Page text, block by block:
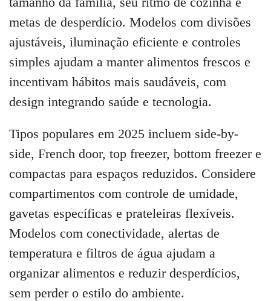
metas de desperdício. Modelos com divisões
ajustáveis, iluminação eficiente e controles
simples ajudam a manter alimentos frescos e
incentivam hábitos mais saudáveis, com
design integrando saúde e tecnologia.
Tipos populares em 2025 incluem side-by-
side, French door, top freezer, bottom freezer e
compactas para espaços reduzidos. Considere
compartimentos com controle de umidade,
gavetas específicas e prateleiras flexíveis.
Modelos com conectividade, alertas de
temperatura e filtros de água ajudam a
organizar alimentos e reduzir desperdícios,
sem perder o estilo do ambiente.